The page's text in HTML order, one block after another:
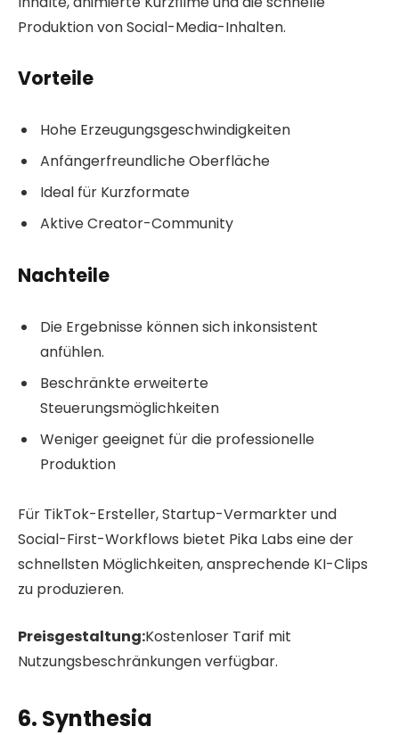
Produktion von Social-Media-Inhalten.
Vorteile
Hohe Erzeugungsgeschwindigkeiten
Anfängerfreundliche Oberfläche
Ideal für Kurzformate
Aktive Creator-Community
Nachteile
Die Ergebnisse können sich inkonsistent
anfühlen.
Beschränkte erweiterte
Steuerungsmöglichkeiten
Weniger geeignet für die professionelle
Produktion
Für TikTok-Ersteller, Startup-Vermarkter und
Social-First-Workflows bietet Pika Labs eine der
schnellsten Möglichkeiten, ansprechende KI-Clips
zu produzieren.
Preisgestaltung:Kostenloser Tarif mit
Nutzungsbeschränkungen verfügbar.
6. Synthesia